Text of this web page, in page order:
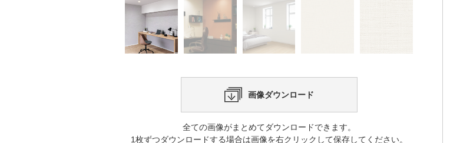
画像ダウンロード
全ての画像がまとめてダウンロードできます。
1枚ずつダウンロードする場合は画像を右クリックして保存してください。